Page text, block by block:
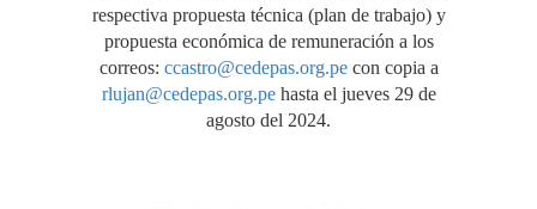
respectiva propuesta técnica (plan de trabajo) y
propuesta económica de remuneración a los
correos: ccastro@cedepas.org.pecon copia a
rlujan@cedepas.org.pehasta el jueves 29 de
agosto del 2024.